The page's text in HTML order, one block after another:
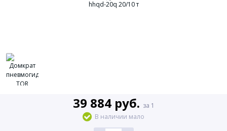
39 884 руб. за 1
В наличии мало